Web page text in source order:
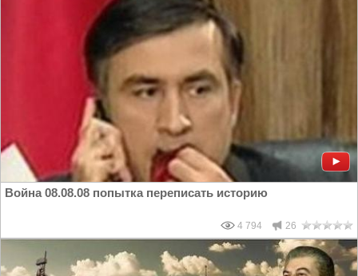
Война 08.08.08 попытка переписать историю
4 794 26